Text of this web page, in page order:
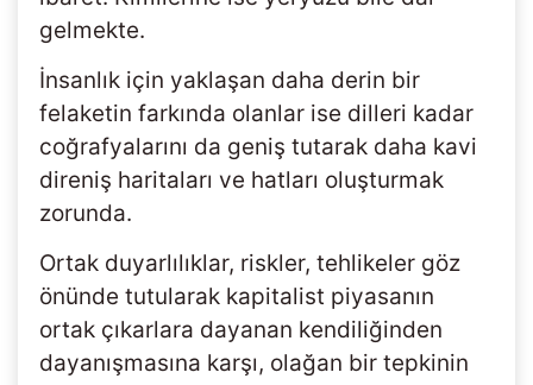
gelmekte.
İnsanlık için yaklaşan daha derin bir
felaketin farkında olanlar ise dilleri kadar
coğrafyalarını da geniş tutarak daha kavi
direniş haritaları ve hatları oluşturmak
zorunda.
Ortak duyarlılıklar, riskler, tehlikeler göz
önünde tutularak kapitalist piyasanın
ortak çıkarlara dayanan kendiliğinden
dayanışmasına karşı, olağan bir tepkinin